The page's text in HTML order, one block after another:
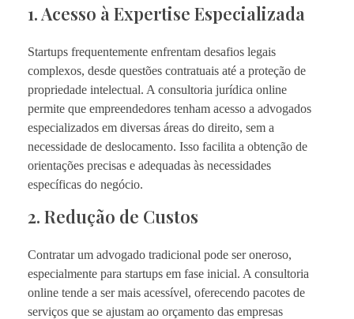
1. Acesso à Expertise Especializada
Startups frequentemente enfrentam desafios legais
complexos, desde questões contratuais até a proteção de
propriedade intelectual. A consultoria jurídica online
permite que empreendedores tenham acesso a advogados
especializados em diversas áreas do direito, sem a
necessidade de deslocamento. Isso facilita a obtenção de
orientações precisas e adequadas às necessidades
específicas do negócio.
2. Redução de Custos
Contratar um advogado tradicional pode ser oneroso,
especialmente para startups em fase inicial. A consultoria
online tende a ser mais acessível, oferecendo pacotes de
serviços que se ajustam ao orçamento das empresas